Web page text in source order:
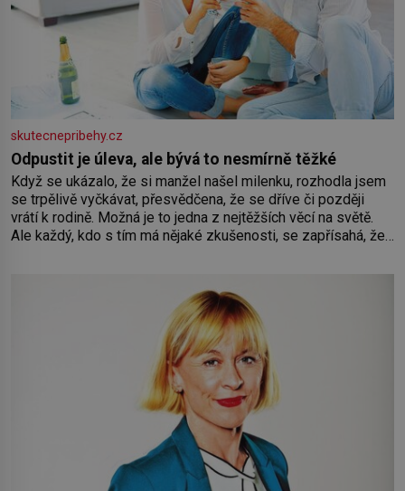
skutecnepribehy.cz
Odpustit je úleva, ale bývá to nesmírně těžké
Když se ukázalo, že si manžel našel milenku, rozhodla jsem
se trpělivě vyčkávat, přesvědčena, že se dříve či později
vrátí k rodině. Možná je to jedna z nejtěžších věcí na světě.
Ale každý, kdo s tím má nějaké zkušenosti, se zapřísahá, že